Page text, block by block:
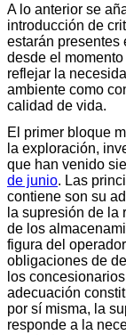
A lo anterior se
introducción de
estarán presentes
desde el
reflejar la
ambiente como
calidad de vida.
El primer bloque
la exploración,
que han venido
de junio. Las
contiene son su
la supresión de la
de los
figura del
obligaciones de
los
adecuación
por sí misma, la
responde a la